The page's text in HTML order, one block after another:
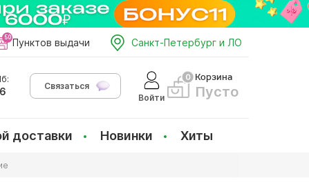
Пунктов выдачи Санкт-Петербург и ЛО
Связаться
Войти
Корзина
Пусто
доставки Новинки Хиты